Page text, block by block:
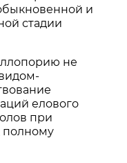
и
стадии
не
елового
при
полному